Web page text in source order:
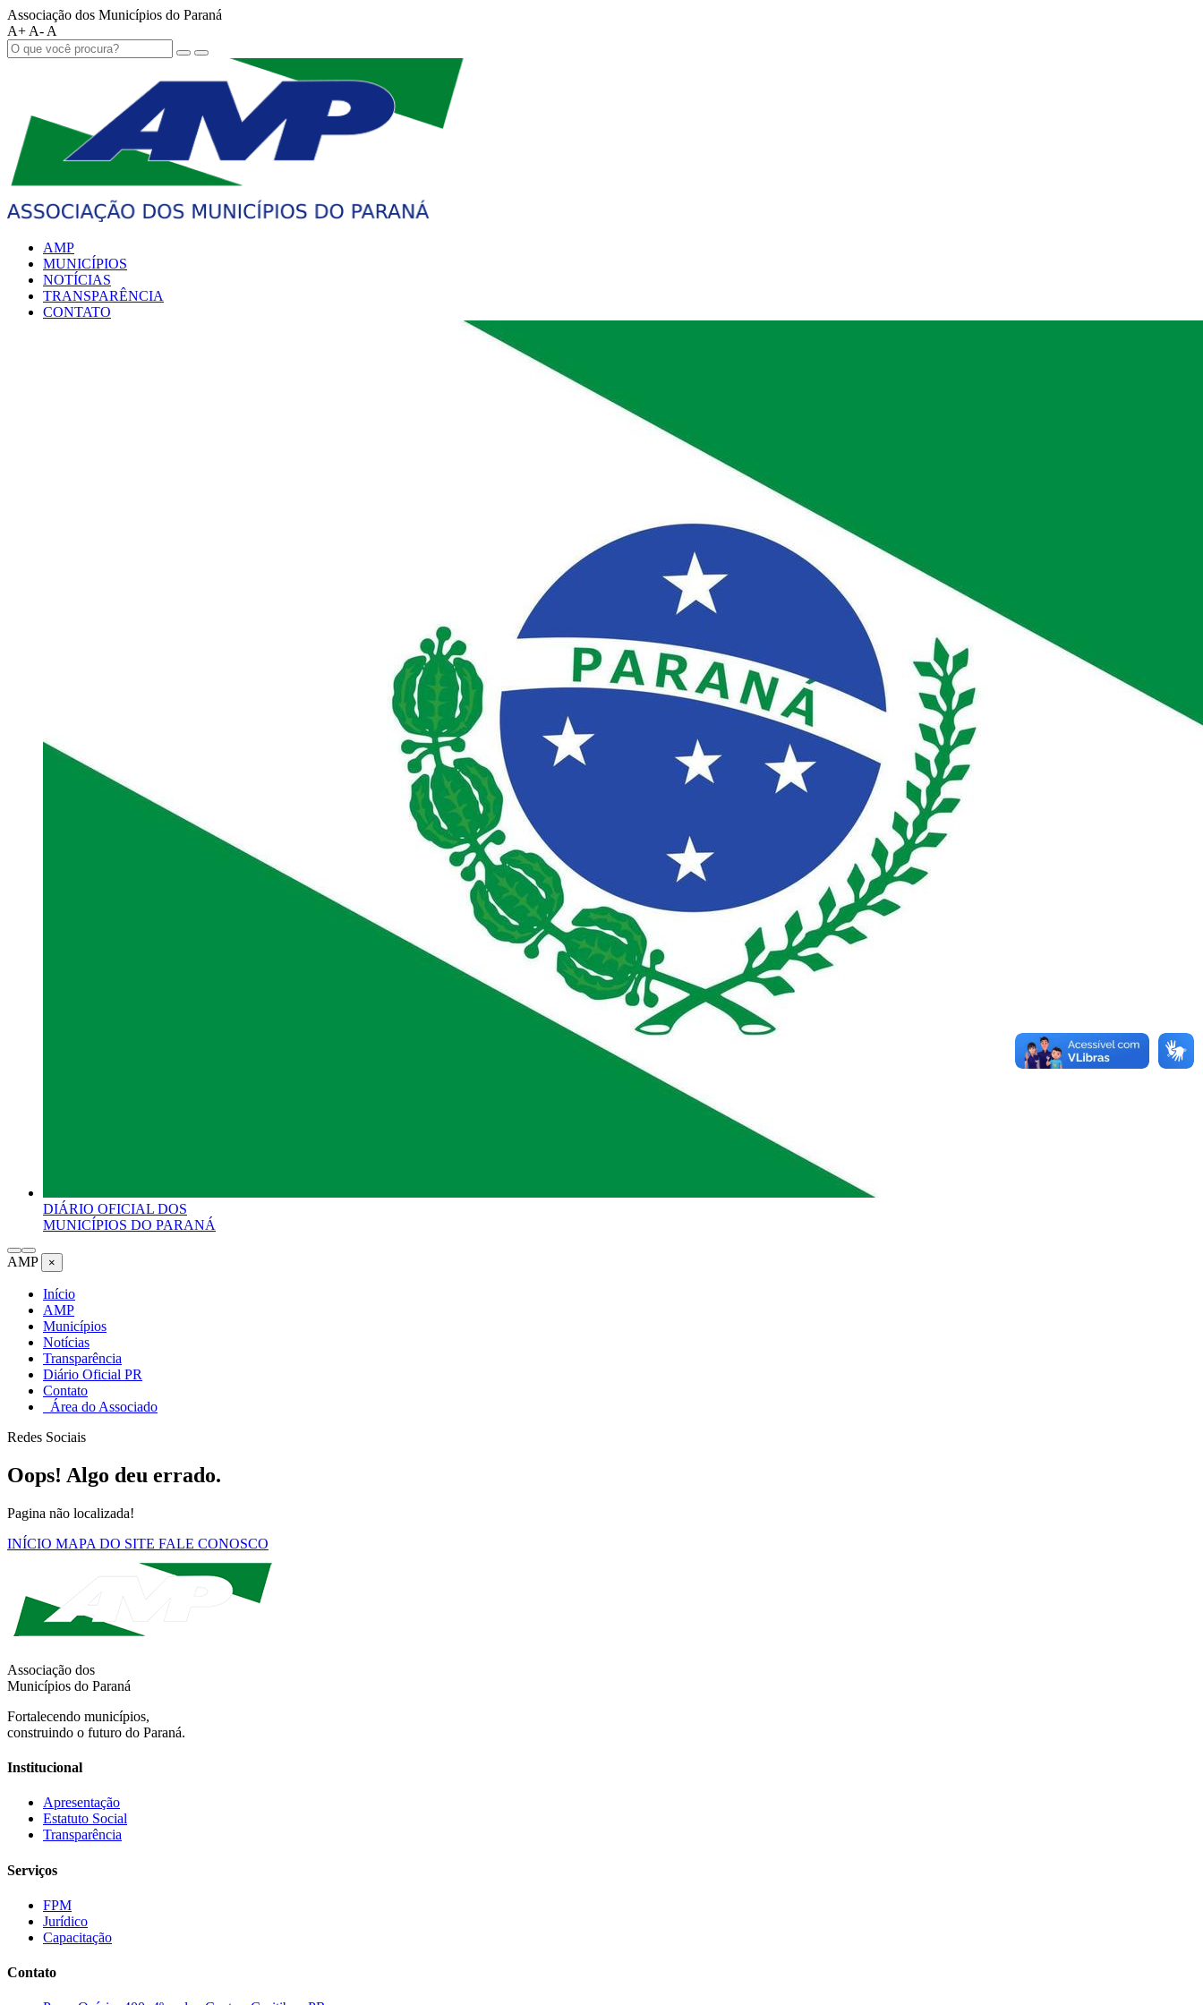
Associação dos Municípios do Paraná
A+ A- A
AMP
MUNICÍPIOS
NOTÍCIAS
TRANSPARÊNCIA
CONTATO
DIÁRIO OFICIAL DOS
MUNICÍPIOS DO PARANÁ
AMP ×
Início
AMP
Municípios
Notícias
Transparência
Diário Oficial PR
Contato
Área do Associado
Redes Sociais
Oops! Algo deu errado.
Pagina não localizada!
INÍCIO MAPA DO SITE FALE CONOSCO
Associação dos
Municípios do Paraná
Fortalecendo municípios,
construindo o futuro do Paraná.
Institucional
Apresentação
Estatuto Social
Transparência
Serviços
FPM
Jurídico
Capacitação
Contato